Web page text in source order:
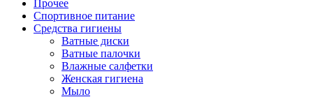
Прочее
Спортивное питание
Средства гигиены
Ватные диски
Ватные палочки
Влажные салфетки
Женская гигиена
Мыло